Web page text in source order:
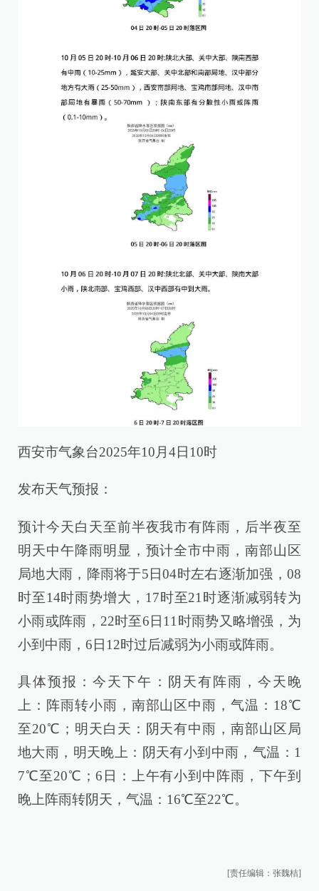
西安市气象台2025年10月4日10时
发布天气预报：
预计今天白天至前半夜我市有阵雨，后半夜至
明天中午降雨明显，预计全市中雨，南部山区
局地大雨，降雨将于5日04时左右逐渐加强，08
时至14时雨势增大，17时至21时逐渐减弱转为
小雨或阵雨，22时至6日11时雨势又略增强，为
小到中雨，6日12时过后减弱为小雨或阵雨。
具体预报：今天下午：阴天有阵雨，今天晚
上：阵雨转小雨，南部山区中雨，气温：18℃
至20℃；明天白天：阴天有中雨，南部山区局
地大雨，明天晚上：阴天有小到中雨，气温：1
7℃至20℃；6日：上午有小到中阵雨，下午到
晚上阵雨转阴天，气温：16℃至22℃。
[责任编辑：张魏桔]